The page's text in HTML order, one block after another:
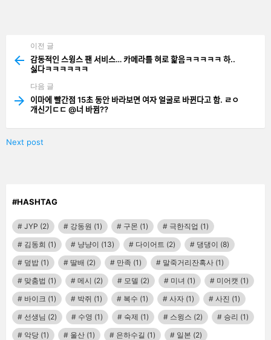
more
이전 글
감동적인 스윙스 팬 서비스… 카메라를 혀로 핥음ㅋㅋㅋㅋㅋ 하..
싫다ㅋㅋㅋㅋㅋㅋ
다음 글
이마에 빨간점 15초 동안 바라보면 여자 얼굴로 바뀐다고 함. ㄹㅇ
개신기ㄷㄷ @너 바뀜??
Next post
#HASHTAG
JYP (2) 강동원 (1) 구몬 (1) 극한직업 (1)
김동희 (1) 냥냥이 (13) 다이어트 (2) 댕댕이 (8)
덮밥 (1) 딸배 (2) 만족 (1) 말죽거리잔혹사 (1)
맞춤법 (1) 메시 (2) 모델 (2) 미녀 (1) 미어캣 (1)
바이크 (1) 박쥐 (1) 복수 (1) 사자 (1) 사진 (1)
선생님 (2) 수영 (1) 숙제 (1) 스윙스 (2) 승리 (1)
악당 (1) 울산 (1) 은하수길 (1) 일본 (2)